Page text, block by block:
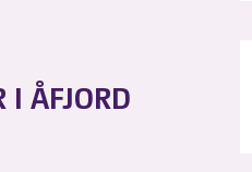
I ÅFJORD